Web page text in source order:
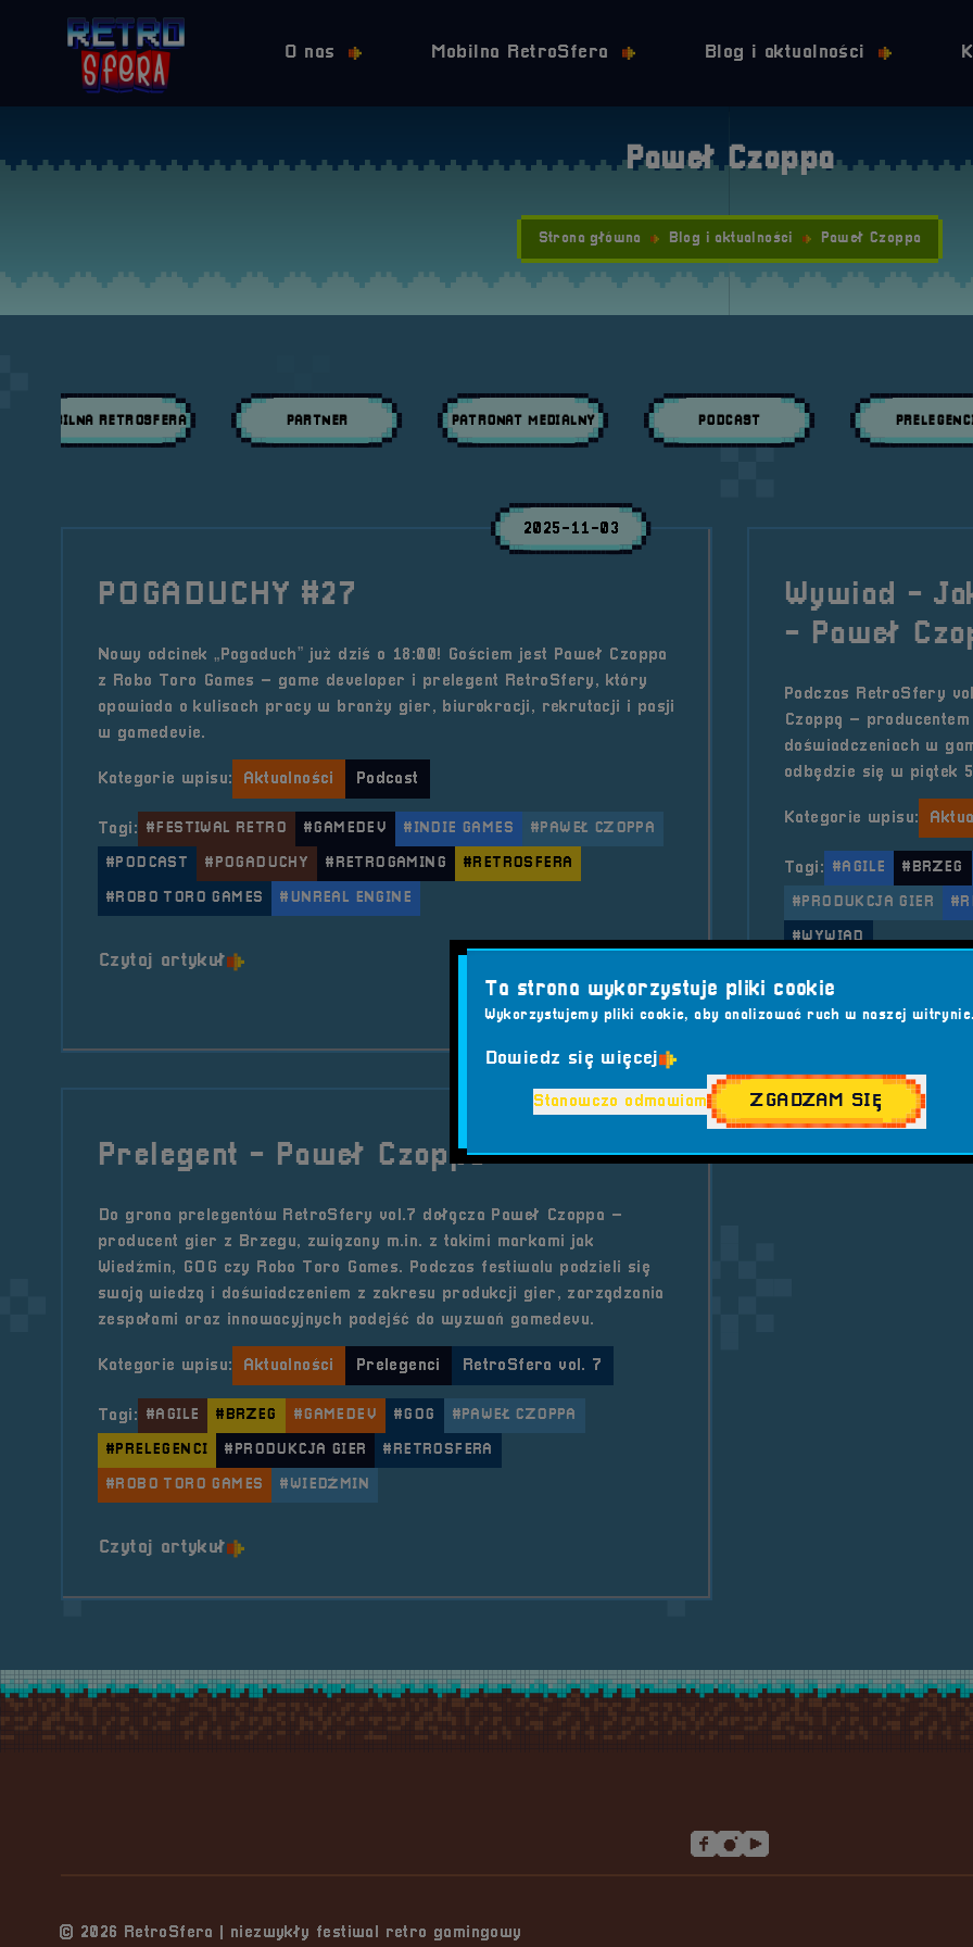
O nas Mobilna RetroSfera Blog i aktualności
Paweł Czoppa
Strona główna Blog i aktualności Paweł Czoppa
MOBILNA RETROSFERA PARTNER PATRONAT MEDIALNY PODCAST
2025-11-03
POGADUCHY #27
Nowy odcinek „Pogaduch” już dziś o 18:00! Gościem jest Paweł Czoppa
z Robo Toro Games – game developer i prelegent RetroSfery, który
opowiada o kulisach pracy w branży gier, biurokracji, rekrutacji i pasji
w gamedevie.
Kategorie wpisu: Aktualności Podcast
Tagi: #FESTIWAL RETRO #GAMEDEV #INDIE GAMES #PAWEŁ CZOPPA
#PODCAST #POGADUCHY #RETROGAMING #RETROSFERA
#ROBO TORO GAMES #UNREAL ENGINE
Czytaj artykuło tytule POGADUCHY #27
Wywiad -
- Paweł
Podczas RetroSfery
Czoppą –
doświadczeniach w
odbędzie się w piątek
Kategorie wpisu:
Tagi: #AGILE #BRZEG
#PRODUKCJA GIER
#WYWIAD
Czytaj artykuł
2025-07-24
Prelegent - Paweł Czoppa
Do grona prelegentów RetroSfery vol.7 dołącza Paweł Czoppa –
producent gier z Brzegu, związany m.in. z takimi markami jak
Wiedźmin, GOG czy Robo Toro Games. Podczas festiwalu podzieli się
swoją wiedzą i doświadczeniem z zakresu produkcji gier, zarządzania
zespołami oraz innowacyjnych podejść do wyzwań gamedevu.
Kategorie wpisu: Aktualności Prelegenci RetroSfera vol. 7
Tagi: #AGILE #BRZEG #GAMEDEV #GOG #PAWEŁ CZOPPA
#PRELEGENCI #PRODUKCJA GIER #RETROSFERA
#ROBO TORO GAMES #WIEDŹMIN
Czytaj artykuło tytule Prelegent &#8211; Paweł Czoppa
© 2026 RetroSfera | niezwykły festiwal retro gamingowy
Ta strona wykorzystuje pliki cookie
Wykorzystujemy pliki cookie, aby analizować ruch w naszej witrynie.
Dowiedz się więcej
Stanowczo odmawiam ZGADZAM SIĘ